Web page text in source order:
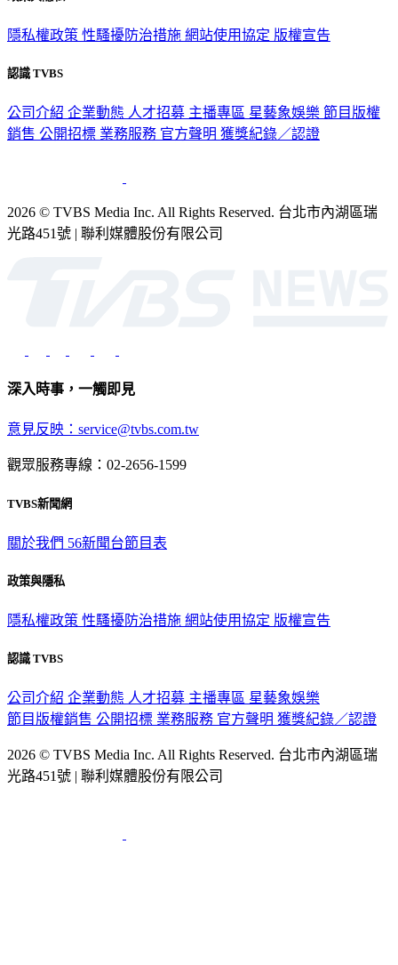
隱私權政策 性騷擾防治措施 網站使用協定 版權宣告
認識 TVBS
公司介紹 企業動態 人才招募 主播專區 星藝象娛樂 節目版權
銷售 公開招標 業務服務 官方聲明 獲獎紀錄／認證
2026 © TVBS Media Inc. All Rights Reserved. 台北市內湖區瑞
光路451號 | 聯利媒體股份有限公司
深入時事，一觸即見
意見反映：service@tvbs.com.tw
觀眾服務專線：02-2656-1599
TVBS新聞網
關於我們 56新聞台節目表
政策與隱私
隱私權政策 性騷擾防治措施 網站使用協定 版權宣告
認識 TVBS
公司介紹 企業動態 人才招募 主播專區 星藝象娛樂
節目版權銷售 公開招標 業務服務 官方聲明 獲獎紀錄／認證
2026 © TVBS Media Inc. All Rights Reserved. 台北市內湖區瑞
光路451號 | 聯利媒體股份有限公司